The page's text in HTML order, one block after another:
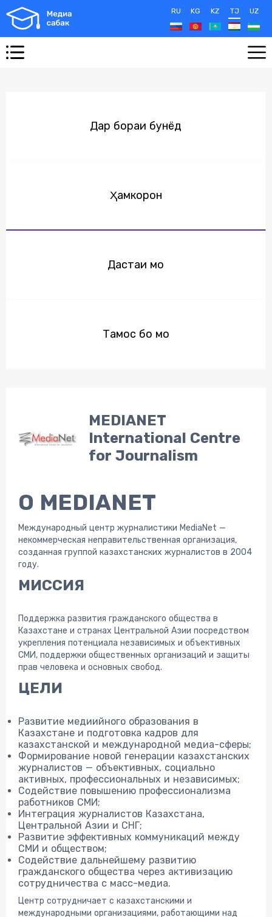
RU KG KZ TJ UZ
Дар бораи бунёд
Ҳамкорон
Дастаи мо
Тамос бо мо
MEDIANET
International Centre
for Journalism
О MEDIANET
Международный центр журналистики MediaNet —
некоммерческая неправительственная организация,
созданная группой казахстанских журналистов в 2004
году.
МИССИЯ
Поддержка развития гражданского общества в
Казахстане и странах Центральной Азии посредством
укрепления потенциала независимых и объективных
СМИ, поддержки общественных организаций и защиты
прав человека и основных свобод.
ЦЕЛИ
Развитие медиийного образования в
Казахстане и подготовка кадров для
казахстанской и международной медиа-сферы;
Формирование новой генерации казахстанских
журналистов — объективных, социально
активных, профессиональных и независимых;
Содействие повышению профессионализма
работников СМИ;
Интеграция журналистов Казахстана,
Центральной Азии и СНГ;
Развитие эффективных коммуникаций между
СМИ и обществом;
Содействие дальнейшему развитию
гражданского общества через активизацию
сотрудничества с масс-медиа.
Центр сотрудничает с казахстанскими и
международными организациями, работающими над